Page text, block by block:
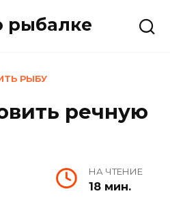
рыбалке
РЫБУ
речную
НА ЧТЕНИЕ
18 мин.